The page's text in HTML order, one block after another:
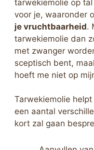
tarwekiemolie op
voor je, waaronder
je vruchtbaarheid.
tarwekiemolie dan
met zwanger
sceptisch bent,
hoeft me niet op
Tarwekiemolie
een aantal
kort zal gaan